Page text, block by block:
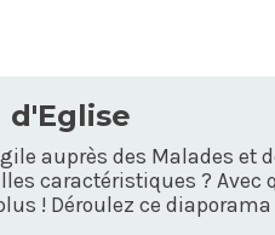
d'Eglise
auprès des Malades et
caractéristiques ? Avec
! Déroulez ce